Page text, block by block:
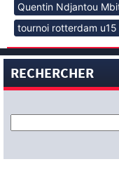
Quentin Ndjantou
tournoi rotterdam
RECHERCHER